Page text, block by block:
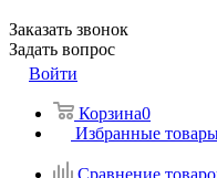
Заказать звонок
Задать вопрос
Войти
Корзина0
Избранные
Сравнение